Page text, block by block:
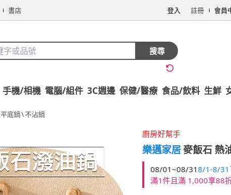
書店 登入 註冊 會員
搜尋
手機/相機 電腦/組件 3C週邊 保健/醫療 食品/飲料 生鮮
平底鍋\不沾鍋
廚房好幫手
樂邁家居麥飯石 熱
08/01~08/318/1-8/
滿1件且滿 1,000享88